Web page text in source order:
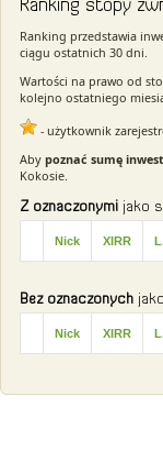
Ranking stopy
Ranking przedstawia
ciągu ostatnich 30 dni.
Wartości na prawo od
kolejno ostatniego
- użytkownik
Abypoznać sumę
Kokosie.
Z oznaczonymi jako
Nick XIRR
Bez oznaczonych
Nick XIRR